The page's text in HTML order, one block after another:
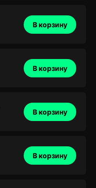
В корзину
В корзину
В корзину
В корзину